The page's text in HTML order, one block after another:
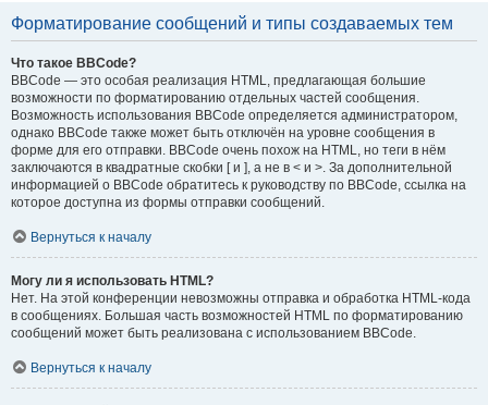
Форматирование сообщений и типы создаваемых тем
Что такое BBCode?
BBCode — это особая реализация HTML, предлагающая большие
возможности по форматированию отдельных частей сообщения.
Возможность использования BBCode определяется администратором,
однако BBCode также может быть отключён на уровне сообщения в
форме для его отправки. BBCode очень похож на HTML, но теги в нём
заключаются в квадратные скобки [ и ], а не в < и >. За дополнительной
информацией о BBCode обратитесь к руководству по BBCode, ссылка на
которое доступна из формы отправки сообщений.
Вернуться к началу
Могу ли я использовать HTML?
Нет. На этой конференции невозможны отправка и обработка HTML-кода
в сообщениях. Большая часть возможностей HTML по форматированию
сообщений может быть реализована с использованием BBCode.
Вернуться к началу